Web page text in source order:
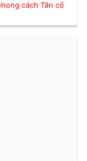
cách Tân cổ